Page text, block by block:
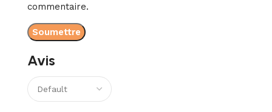
Avis
commentaire.